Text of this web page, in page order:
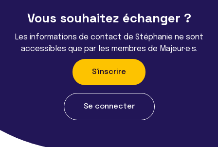
Vous souhaitez échanger ?
Les informations de contact de Stéphanie ne sont
accessibles que par les membres de Majeur·e·s.
S'inscrire
Se connecter